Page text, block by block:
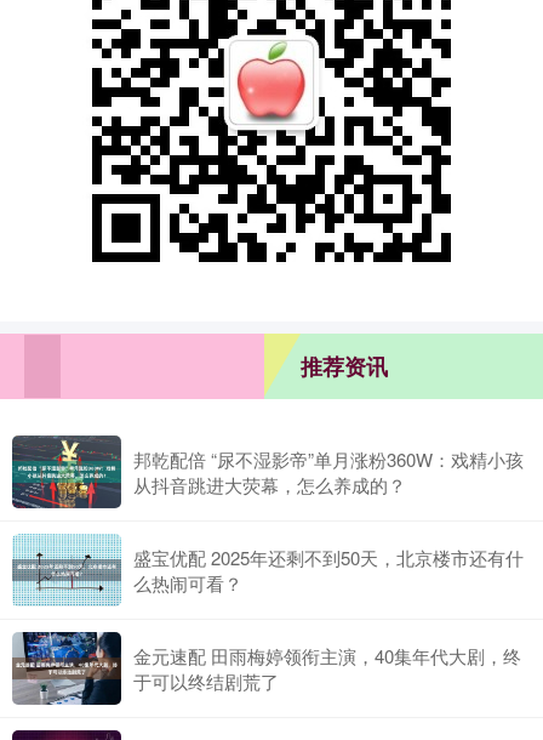
推荐资讯
邦乾配倍 “尿不湿影帝”单月涨粉360W：戏精小孩
从抖音跳进大荧幕，怎么养成的？
盛宝优配 2025年还剩不到50天，北京楼市还有什
么热闹可看？
金元速配 田雨梅婷领衔主演，40集年代大剧，终
于可以终结剧荒了